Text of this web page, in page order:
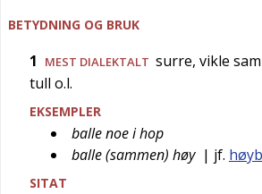
BETYDNING OG BRUK
1 MEST DIALEKTALT surre, vikle
tull o.l.
EKSEMPLER
balle noe i hop
balle (sammen) høy | jf.
SITAT